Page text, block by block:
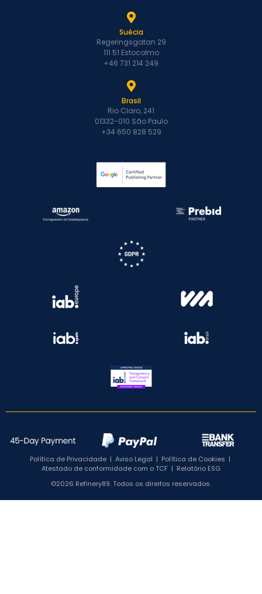
Suécia
Regeringsgatan 29
111 51 Estocolmo
+46 731 214 249
Brasil
Rio Claro, 241
01332-010 São Paulo
+34 650 828 529
Política de Privacidade | Aviso Legal | Política de Cookies |
Atestado de conformidade com o TCF | Relatório ESG
©2026 Refinery89. Todos os direitos reservados.